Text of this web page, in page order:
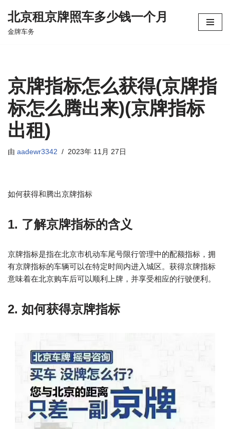
跳
北京租京牌照车多少钱一个月
金牌车务
京牌指标怎么获得(京牌指
标怎么腾出来)(京牌指标
出租)
由 aadewr3342 2023年 11月 27日
如何获得和腾出京牌指标
1. 了解京牌指标的含义
京牌指标是指在北京市机动车尾号限行管理中的配额指标，拥
有京牌指标的车辆可以在特定时间内进入城区。获得京牌指标
意味着在北京购车后可以顺利上牌，并享受相应的行驶便利。
2. 如何获得京牌指标